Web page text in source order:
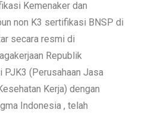
Kemenaker dan
non K3 sertifikasi BNSP di
secara resmi di
Republik
PJK3 (Perusahaan Jasa
Kerja) dengan
Indonesia , telah